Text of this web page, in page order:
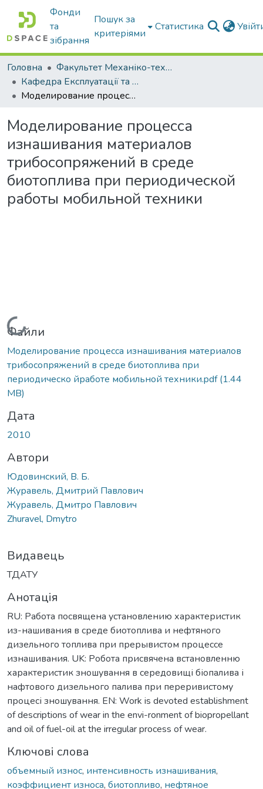
Фонди
та
зібрання
Пошук за
критеріями
Статистика
Головна
Факультет Механіко-технологічний
Кафедра Експлуатації та технічного сервісу машин
Моделирование процесса изнашивания материалов трибосопряжений в среде биотоплива при периодической работы мобильной техники
Моделирование процесса
изнашивания материалов
трибосопряжений в среде
биотоплива при периодической
работы мобильной техники
Вантажиться...
Файли
Моделирование процесса изнашивания материалов
трибосопряжений в среде биотоплива при
периодическо йработе мобильной техники.pdf(1.44
MB)
Дата
2010
Автори
Юдовинский, В. Б.
Журавель, Дмитрий Павлович
Журавель, Дмитро Павлович
Zhuravel, Dmytro
Видавець
ТДАТУ
Анотація
RU: Работа посвящена установлению характеристик
из-нашивания в среде биотоплива и нефтяного
дизельного топлива при прерывистом процессе
изнашивания. UK: Робота присвячена встановленню
характеристик зношування в середовищі біопалива і
нафтового дизельного палива при переривистому
процесі зношування. EN: Work is devoted establishment
of descriptions of wear in the envi-ronment of biopropellant
and oil of fuel-oil at the irregular process of wear.
Ключові слова
объемный износ, интенсивность изнашивания,
коэффициент износа, биотопливо, нефтяное